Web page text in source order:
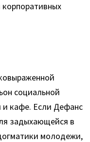
социальной
и кафе. Если Дефанс
задыхающейся в
молодежи,